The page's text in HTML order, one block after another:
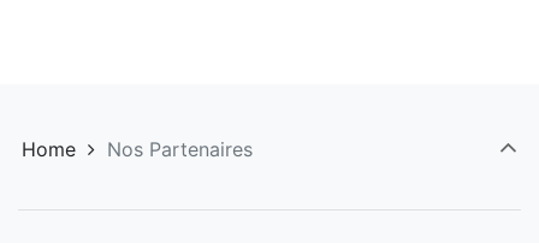
Home Nos Partenaires